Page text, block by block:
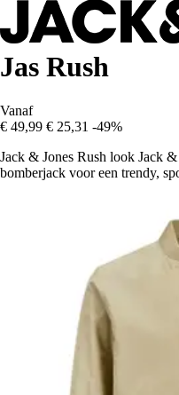
Jas Rush
Vanaf
€ 49,99 € 25,31 -49%
Jack & Jones Rush look Jack
bomberjack voor een trendy,